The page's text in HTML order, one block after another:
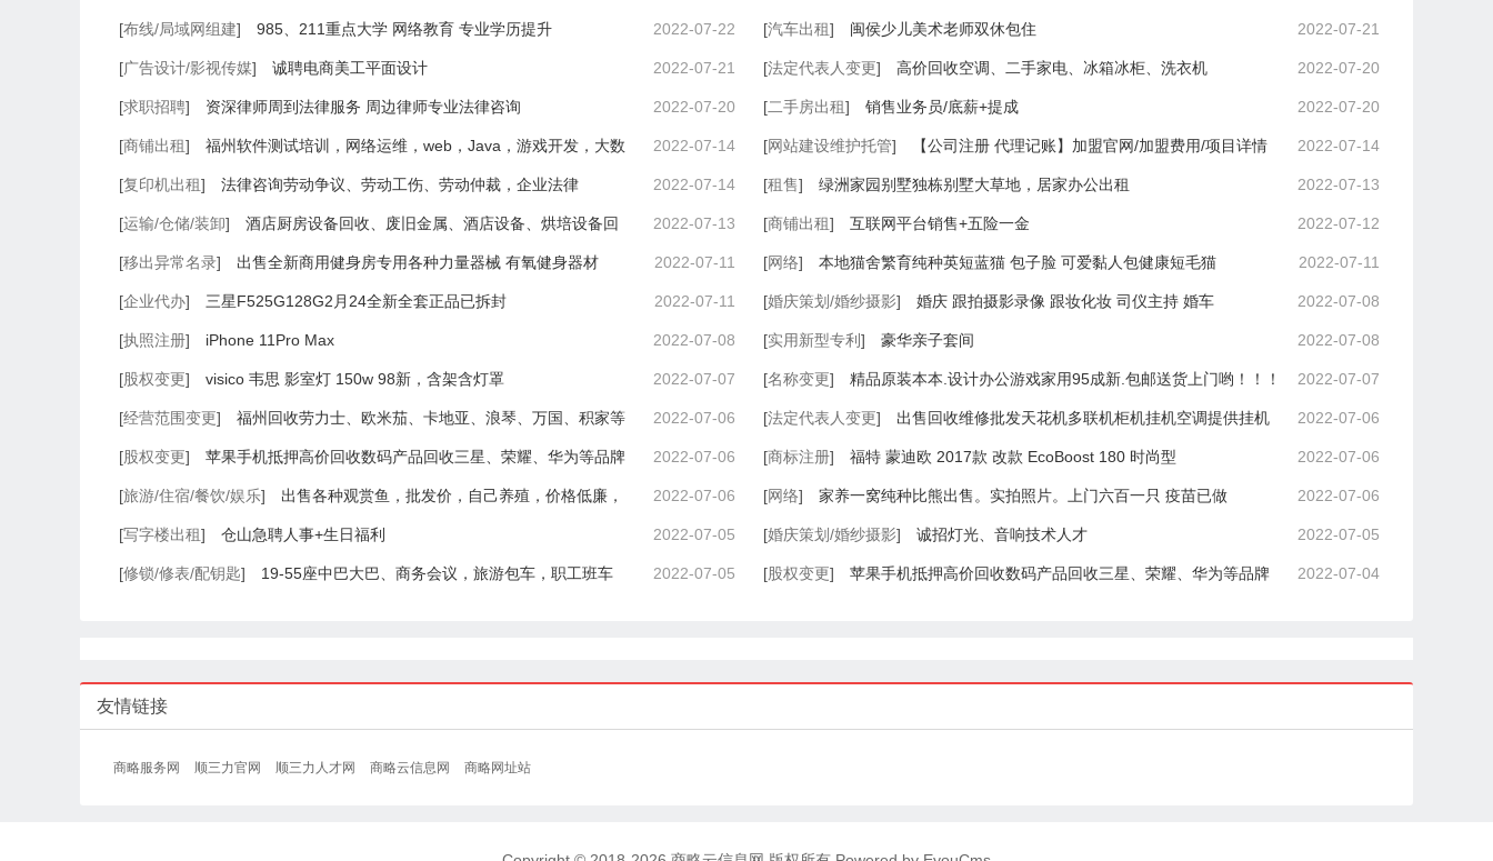
2022-07-22
[布线/局域网组建] 985、211重点大学 网络教育 专业学历提升 2022-07-21
[汽车出租] 闽侯少儿美术老师双休包住
2022-07-21
[广告设计/影视传媒] 诚聘电商美工平面设计 2022-07-20
[法定代表人变更] 高价回收空调、二手家电、冰箱冰柜、洗衣机
2022-07-20
[求职招聘] 资深律师周到法律服务 周边律师专业法律咨询 2022-07-20
[二手房出租] 销售业务员/底薪+提成
2022-07-14
[商铺出租] 福州软件测试培训，网络运维，web，Java，游戏开发，大数
据分析培训
2022-07-14
[网站建设维护托管] 【公司注册 代理记账】加盟官网/加盟费用/项目详情
2022-07-14
[复印机出租] 法律咨询劳动争议、劳动工伤、劳动仲裁，企业法律 2022-07-13
[租售] 绿洲家园别墅独栋别墅大草地，居家办公出租
2022-07-13
[运输/仓储/装卸] 酒店厨房设备回收、废旧金属、酒店设备、烘培设备回
收、奶茶设备、餐饮设备
2022-07-12
[商铺出租] 互联网平台销售+五险一金
2022-07-11
[移出异常名录] 出售全新商用健身房专用各种力量器械 有氧健身器材 2022-07-11
[网络] 本地猫舍繁育纯种英短蓝猫 包子脸 可爱黏人包健康短毛猫
2022-07-11
[企业代办] 三星F525G128G2月24全新全套正品已拆封 2022-07-08
[婚庆策划/婚纱摄影] 婚庆 跟拍摄影录像 跟妆化妆 司仪主持 婚车
2022-07-08
[执照注册] iPhone 11Pro Max 2022-07-08
[实用新型专利 ] 豪华亲子套间
2022-07-07
[股权变更] visico 韦思 影室灯 150w 98新，含架含灯罩 2022-07-07
[名称变更] 精品原装本本.设计办公游戏家用95成新.包邮送货上门哟！！！
2022-07-06
[经营范围变更] 福州回收劳力士、欧米茄、卡地亚、浪琴、万国、积家等 2022-07-06
[法定代表人变更] 出售回收维修批发天花机多联机柜机挂机空调提供挂机
空调、中央空调服务
2022-07-06
[股权变更] 苹果手机抵押高价回收数码产品回收三星、荣耀、华为等品牌
手机
2022-07-06
[商标注册] 福特 蒙迪欧 2017款 改款 EcoBoost 180 时尚型
2022-07-06
[旅游/住宿/餐饮/娱乐] 出售各种观赏鱼，批发价，自己养殖，价格低廉，
有需要的老板滴滴
2022-07-06
[网络] 家养一窝纯种比熊出售。实拍照片。上门六百一只 疫苗已做
2022-07-05
[写字楼出租] 仓山急聘人事+生日福利 2022-07-05
[婚庆策划/婚纱摄影] 诚招灯光、音响技术人才
2022-07-05
[修锁/修表/配钥匙] 19-55座中巴大巴、商务会议，旅游包车，职工班车 2022-07-04
[股权变更] 苹果手机抵押高价回收数码产品回收三星、荣耀、华为等品牌
友情链接
商略服务网 顺三力官网 顺三力人才网 商略云信息网 商略网址站